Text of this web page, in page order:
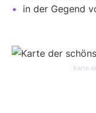
in der Gegend
Karte